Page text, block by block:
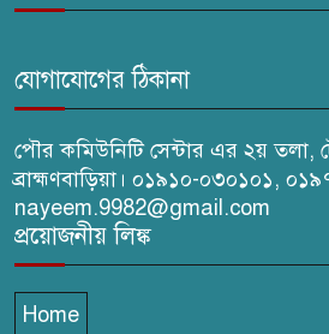
ঢেউ’র
যোগাযোগের ঠিকানা
পৌর কমিউনিটি সেন্টার এর ২য় তলা,
ব্রাহ্মণবাড়িয়া। ০১৯১০-০৩০১০১,
nayeem.9982@gmail.com
প্রয়োজনীয় লিঙ্ক
Home